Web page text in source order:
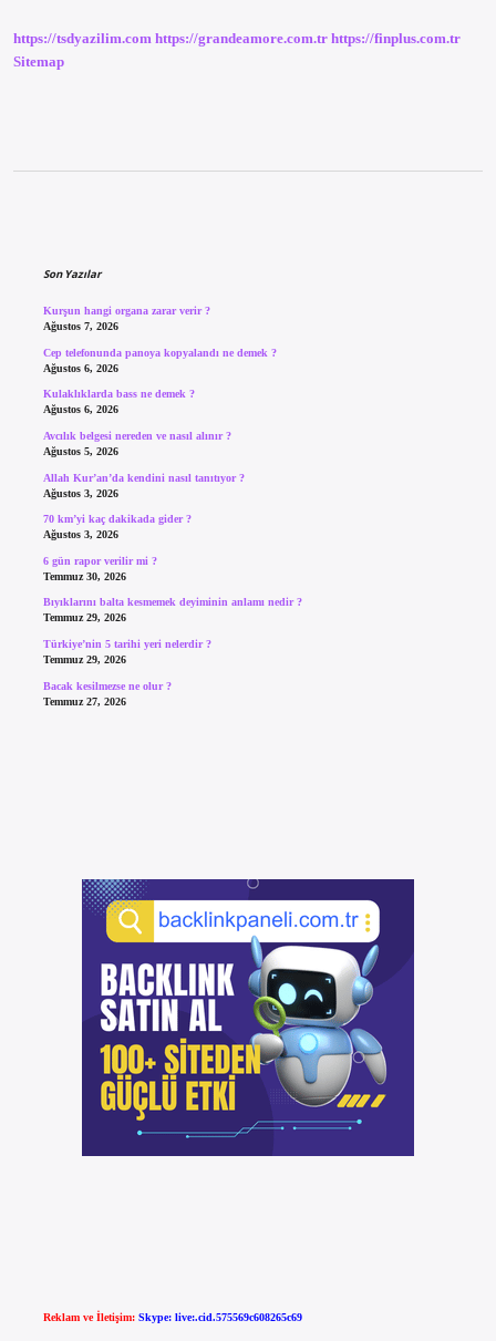
https://tsdyazilim.com https://grandeamore.com.tr https://finplus.com.tr
Sitemap
Son Yazılar
Kurşun hangi organa zarar verir ?
Ağustos 7, 2026
Cep telefonunda panoya kopyalandı ne demek ?
Ağustos 6, 2026
Kulaklıklarda bass ne demek ?
Ağustos 6, 2026
Avcılık belgesi nereden ve nasıl alınır ?
Ağustos 5, 2026
Allah Kur’an’da kendini nasıl tanıtıyor ?
Ağustos 3, 2026
70 km’yi kaç dakikada gider ?
Ağustos 3, 2026
6 gün rapor verilir mi ?
Temmuz 30, 2026
Bıyıklarını balta kesmemek deyiminin anlamı nedir ?
Temmuz 29, 2026
Türkiye’nin 5 tarihi yeri nelerdir ?
Temmuz 29, 2026
Bacak kesilmezse ne olur ?
Temmuz 27, 2026
Reklam ve İletişim: Skype: live:.cid.575569c608265c69